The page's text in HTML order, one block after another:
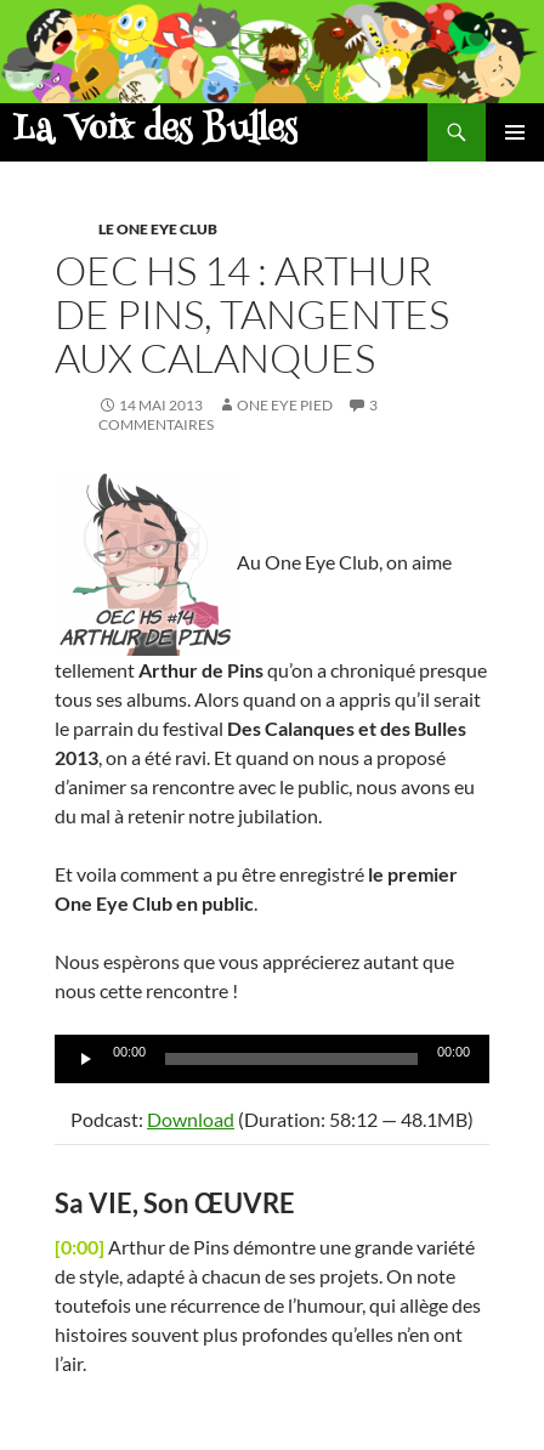
Aller
contenu
La Voix des Bulles
Recherche
LE ONE EYE CLUB
OEC HS 14 : ARTHUR
DE PINS, TANGENTES
AUX CALANQUES
14 MAI 2013 ONE EYE PIED
3
COMMENTAIRES
Au One Eye Club, on aime
tellementArthur de Pinsqu’on a chroniqué presque
tous ses albums. Alors quand on a appris qu’il serait
le parrain du festival Des Calanques et des Bulles
2013, on a été ravi. Et quand on nous a proposé
d’animer sa rencontre avec le public, nous avons eu
du mal à retenir notre jubilation.
Et voila comment a pu être enregistré le premier
One Eye Club en public.
Nous espèrons que vous apprécierez autant que
nous cette rencontre !
Lecteur
00:00 00:00
Podcast: Download (Duration: 58:12 — 48.1MB)
Sa VIE, Son ŒUVRE
[0:00] Arthur de Pins démontre une grande variété
de style, adapté à chacun de ses projets. On note
toutefois une récurrence de l’humour, qui allège des
histoires souvent plus profondes qu’elles n’en ont
l’air.